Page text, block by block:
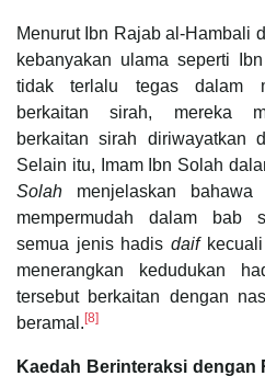
Menurut Ibn Rajab al-Hambali
kebanyakan ulama seperti
tidak terlalu tegas dalam
berkaitan sirah, mereka
berkaitan sirah diriwayatkan
Selain itu, Imam Ibn Solah
Solah menjelaskan bahawa
mempermudah dalam bab
semua jenis hadis daif
menerangkan kedudukan
tersebut berkaitan dengan
beramal.[8]
Kaedah Berinteraksi dengan